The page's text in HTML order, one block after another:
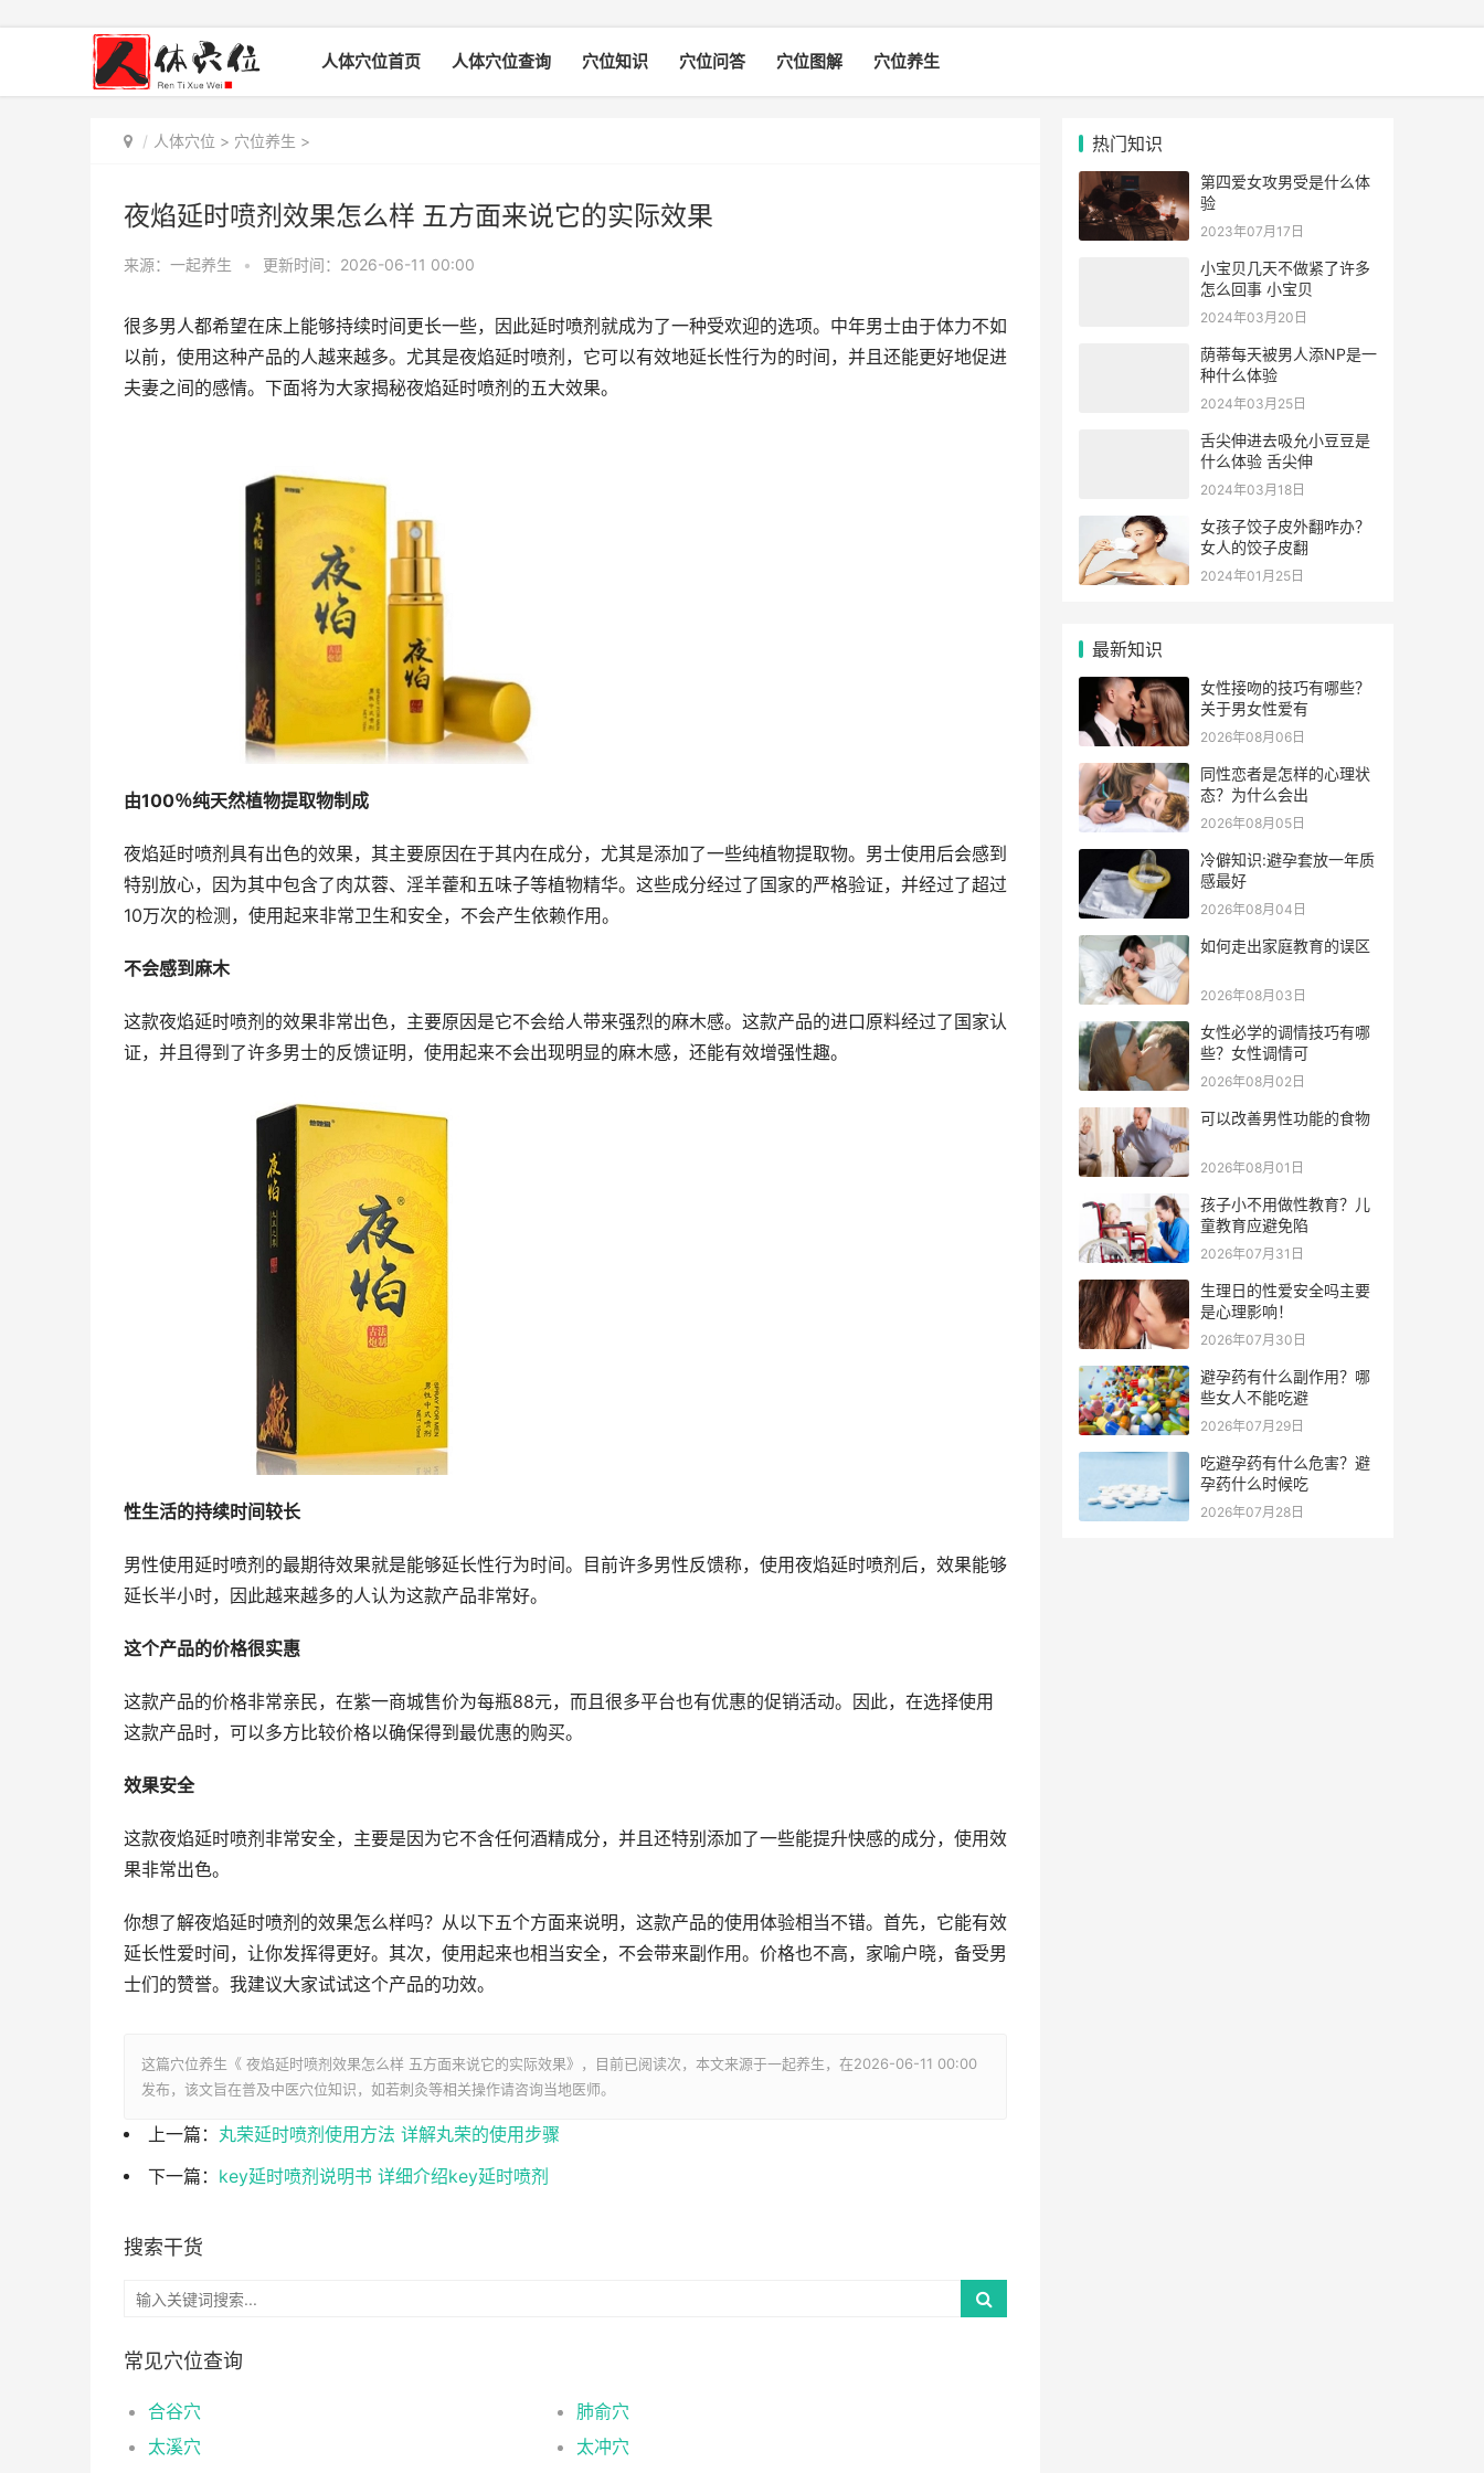
人体穴位首页 人体穴位查询 穴位知识 穴位问答 穴位图解 穴位养生
人体穴位 > 穴位养生 >
夜焰延时喷剂效果怎么样 五方面来说它的实际效果
来源：一起养生 • 更新时间：2026-06-11 00:00
很多男人都希望在床上能够持续时间更长一些，因此延时喷剂就成为了一种受欢迎的选项。中年男士由于体力不如
以前，使用这种产品的人越来越多。尤其是夜焰延时喷剂，它可以有效地延长性行为的时间，并且还能更好地促进
夫妻之间的感情。下面将为大家揭秘夜焰延时喷剂的五大效果。
由100％纯天然植物提取物制成
夜焰延时喷剂具有出色的效果，其主要原因在于其内在成分，尤其是添加了一些纯植物提取物。男士使用后会感到
特别放心，因为其中包含了肉苁蓉、淫羊藿和五味子等植物精华。这些成分经过了国家的严格验证，并经过了超过
10万次的检测，使用起来非常卫生和安全，不会产生依赖作用。
不会感到麻木
这款夜焰延时喷剂的效果非常出色，主要原因是它不会给人带来强烈的麻木感。这款产品的进口原料经过了国家认
证，并且得到了许多男士的反馈证明，使用起来不会出现明显的麻木感，还能有效增强性趣。
性生活的持续时间较长
男性使用延时喷剂的最期待效果就是能够延长性行为时间。目前许多男性反馈称，使用夜焰延时喷剂后，效果能够
延长半小时，因此越来越多的人认为这款产品非常好。
这个产品的价格很实惠
这款产品的价格非常亲民，在紫一商城售价为每瓶88元，而且很多平台也有优惠的促销活动。因此，在选择使用
这款产品时，可以多方比较价格以确保得到最优惠的购买。
效果安全
这款夜焰延时喷剂非常安全，主要是因为它不含任何酒精成分，并且还特别添加了一些能提升快感的成分，使用效
果非常出色。
你想了解夜焰延时喷剂的效果怎么样吗？从以下五个方面来说明，这款产品的使用体验相当不错。首先，它能有效
延长性爱时间，让你发挥得更好。其次，使用起来也相当安全，不会带来副作用。价格也不高，家喻户晓，备受男
士们的赞誉。我建议大家试试这个产品的功效。
这篇穴位养生《 夜焰延时喷剂效果怎么样 五方面来说它的实际效果》，目前已阅读次，本文来源于一起养生，在2026-06-11 00:00
发布，该文旨在普及中医穴位知识，如若刺灸等相关操作请咨询当地医师。
上一篇： 丸荣延时喷剂使用方法 详解丸荣的使用步骤
下一篇： key延时喷剂说明书 详细介绍key延时喷剂
搜索干货
常见穴位查询
合谷穴
肺俞穴
太溪穴
太冲穴
热门知识
第四爱女攻男受是什么体
验
2023年07月17日
小宝贝几天不做紧了许多
怎么回事 小宝贝
2024年03月20日
荫蒂每天被男人添NP是一
种什么体验
2024年03月25日
舌尖伸进去吸允小豆豆是
什么体验 舌尖伸
2024年03月18日
女孩子饺子皮外翻咋办？
女人的饺子皮翻
2024年01月25日
最新知识
女性接吻的技巧有哪些？
关于男女性爱有
2026年08月06日
同性恋者是怎样的心理状
态？为什么会出
2026年08月05日
冷僻知识:避孕套放一年质
感最好
2026年08月04日
如何走出家庭教育的误区
2026年08月03日
女性必学的调情技巧有哪
些？女性调情可
2026年08月02日
可以改善男性功能的食物
2026年08月01日
孩子小不用做性教育？儿
童教育应避免陷
2026年07月31日
生理日的性爱安全吗主要
是心理影响！
2026年07月30日
避孕药有什么副作用？哪
些女人不能吃避
2026年07月29日
吃避孕药有什么危害？避
孕药什么时候吃
2026年07月28日